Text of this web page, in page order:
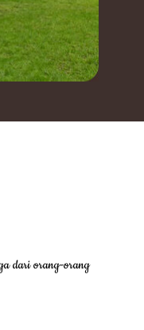
dari orang-orang